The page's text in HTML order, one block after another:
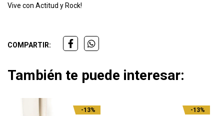
Vive con Actitud y Rock!
COMPARTIR:
También te puede interesar:
-13% -13%